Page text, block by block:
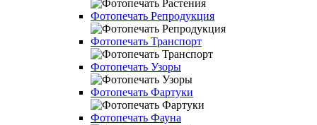
Фотопечать Репродукция
Фотопечать Транспорт
Фотопечать Узоры
Фотопечать Фартуки
Фотопечать Фауна